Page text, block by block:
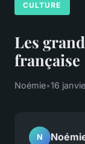
CULTURE
Les
française
Noémie•16
N